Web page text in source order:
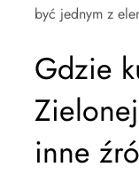
być jednym z
Gdzie
inne